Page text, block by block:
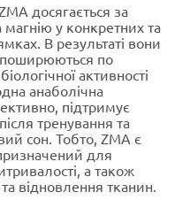
досягається за
у конкретних та
В результаті вони
по
активності
анаболічна
підтримує
тренування та
сон. Тобто, ZMA є
для
а також
відновлення тканин.